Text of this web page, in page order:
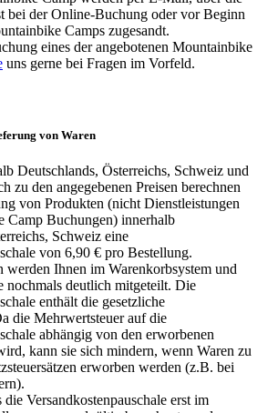
bei der Online-Buchung oder vor Beginn
Camps zugesandt.
eines der angebotenen Mountainbike
uns gerne bei Fragen im Vorfeld.
von Waren
Deutschlands, Österreichs, Schweiz und
zu den angegebenen Preisen berechnen
von Produkten (nicht Dienstleistungen
Camp Buchungen) innerhalb
Schweiz eine
von 6,90 € pro Bestellung.
werden Ihnen im Warenkorbsystem und
nochmals deutlich mitgeteilt. Die
enthält die gesetzliche
die Mehrwertsteuer auf die
abhängig von den erworbenen
kann sie sich mindern, wenn Waren zu
erworben werden (z.B. bei
die Versandkostenpauschale erst im